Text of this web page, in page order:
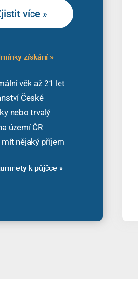
více »
získání »
věk až 21 let
České
nebo trvalý
území ČR
nějaký příjem
k půjčce »